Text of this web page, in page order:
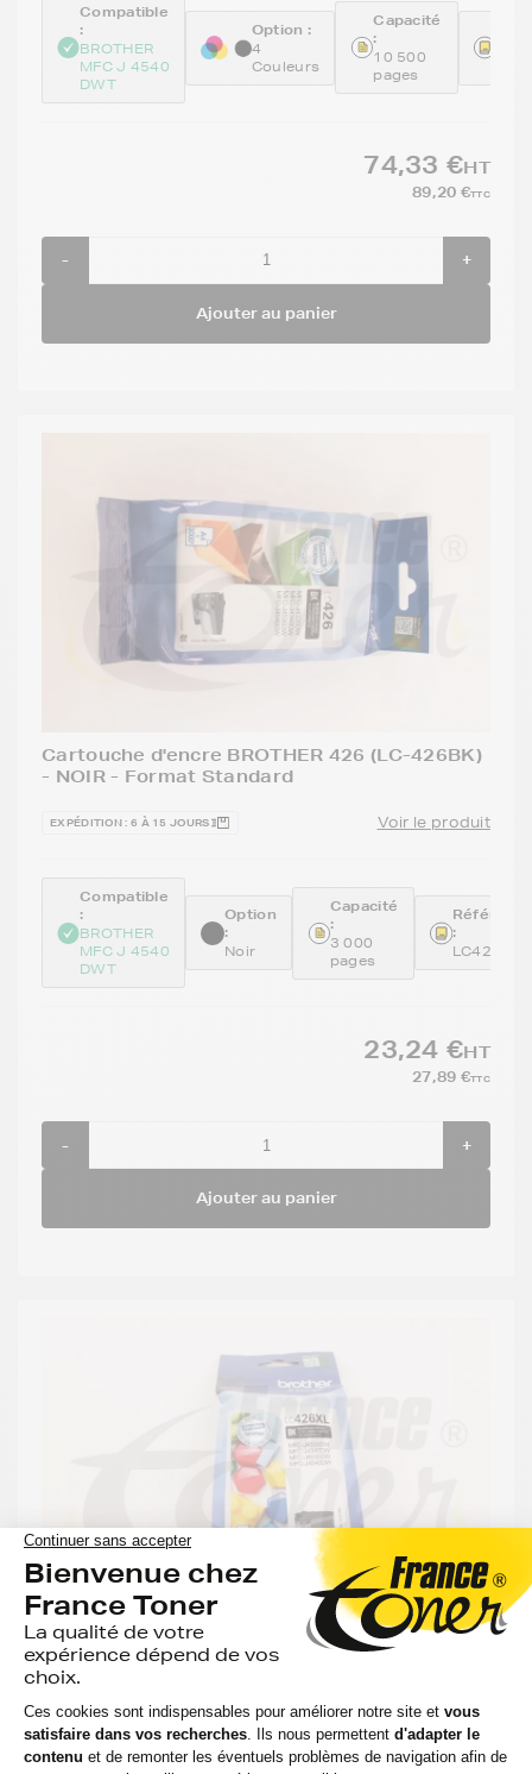
Compatible
:
BROTHER
MFC J 4540
DWT
Option :
4
Couleurs
Capacité
:
10 500
pages
74,33 €HT
89,20 €TTC
- +
Ajouter au panier
Cartouche d'encre BROTHER 426 (LC-426BK)
- NOIR - Format Standard
EXPÉDITION : 6 À 15 JOURS Voir le produit
Compatible
:
BROTHER
MFC J 4540
DWT
Option
:
Noir
Capacité
:
3 000
pages
:
LC426BK
23,24 €HT
27,89 €TTC
- +
Ajouter au panier
Cartouche d'encre BROTHER 426XL (LC-
426XLBK) - NOIR - Format XL
EXPÉDITION : 6 À 15 JOURS Voir le produit